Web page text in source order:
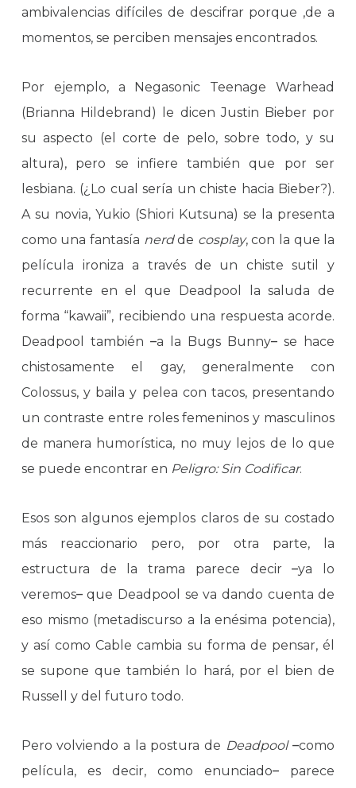
ambivalencias difíciles de descifrar porque ,de a
momentos, se perciben mensajes encontrados.
Por ejemplo, a Negasonic Teenage Warhead
(Brianna Hildebrand) le dicen Justin Bieber por
su aspecto (el corte de pelo, sobre todo, y su
altura), pero se infiere también que por ser
lesbiana. (¿Lo cual sería un chiste hacia Bieber?).
A su novia, Yukio (Shiori Kutsuna) se la presenta
como una fantasía nerdde cosplay, con la que la
película ironiza a través de un chiste sutil y
recurrente en el que Deadpool la saluda de
forma “kawaii”, recibiendo una respuesta acorde.
Deadpool también –a la Bugs Bunny– se hace
chistosamente el gay, generalmente con
Colossus, y baila y pelea con tacos, presentando
un contraste entre roles femeninos y masculinos
de manera humorística, no muy lejos de lo que
se puede encontrar en Peligro: Sin Codificar.
Esos son algunos ejemplos claros de su costado
más reaccionario pero, por otra parte, la
estructura de la trama parece decir–ya lo
veremos–que Deadpool se va dando cuenta de
eso mismo (metadiscurso a la enésima potencia),
y así como Cable cambia su forma de pensar, él
se supone que también lo hará, por el bien de
Russell y del futuro todo.
Pero volviendo a la postura de Deadpool –como
película, es decir, como enunciado– parece